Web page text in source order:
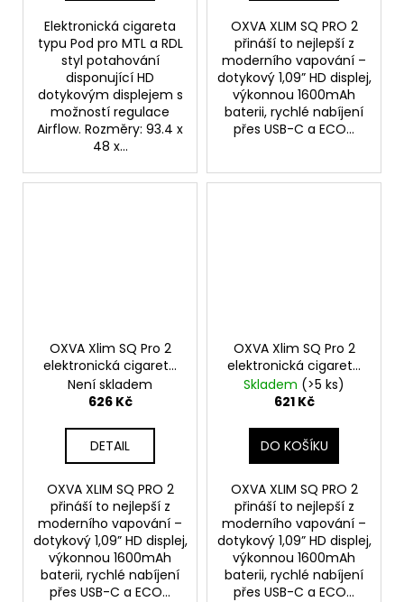
Elektronická cigareta
typu Pod pro MTL a RDL
styl potahování
disponující HD
dotykovým displejem s
možností regulace
Airflow. Rozměry: 93.4 x
48 x...
OXVA XLIM SQ PRO 2
přináší to nejlepší z
moderního vapování –
dotykový 1,09” HD displej,
výkonnou 1600mAh
baterii, rychlé nabíjení
přes USB-C a ECO...
OXVA Xlim SQ Pro 2
elektronická cigareta
1600mAh Dream Pink
Není skladem
626 Kč
DETAIL
OXVA XLIM SQ PRO 2
přináší to nejlepší z
moderního vapování –
dotykový 1,09” HD displej,
výkonnou 1600mAh
baterii, rychlé nabíjení
přes USB-C a ECO...
OXVA Xlim SQ Pro 2
elektronická cigareta
1600mAh Dream
Purple
Skladem (>5 ks)
621 Kč
DO KOŠÍKU
OXVA XLIM SQ PRO 2
přináší to nejlepší z
moderního vapování –
dotykový 1,09” HD displej,
výkonnou 1600mAh
baterii, rychlé nabíjení
přes USB-C a ECO...